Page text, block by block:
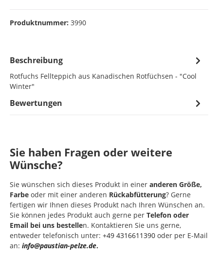
Produktnummer: 3990
Beschreibung
Rotfuchs Fellteppich aus Kanadischen Rotfüchsen - "Cool
Winter"
Bewertungen
Sie haben Fragen oder weitere
Wünsche?
Sie wünschen sich dieses Produkt in einer anderen Größe,
Farbe oder mit einer anderen Rückabfütterung? Gerne
fertigen wir Ihnen dieses Produkt nach Ihren Wünschen an.
Sie können jedes Produkt auch gerne per Telefon oder
Email bei uns bestellen. Kontaktieren Sie uns gerne,
entweder telefonisch unter: +49 4316611390 oder per E-Mail
an: info@paustian-pelze.de.